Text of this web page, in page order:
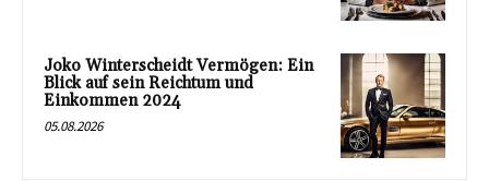
Joko Winterscheidt Vermögen: Ein
Blick auf sein Reichtum und
Einkommen 2024
05.08.2026